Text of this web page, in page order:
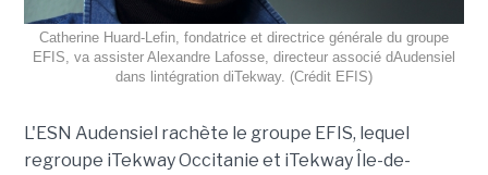
Catherine Huard-Lefin, fondatrice et directrice générale du groupe
EFIS, va assister Alexandre Lafosse, directeur associé dAudensiel
dans lintégration diTekway. (Crédit EFIS)
L'ESN Audensiel rachète le groupe EFIS, lequel
regroupe iTekway Occitanie et iTekway Île-de-